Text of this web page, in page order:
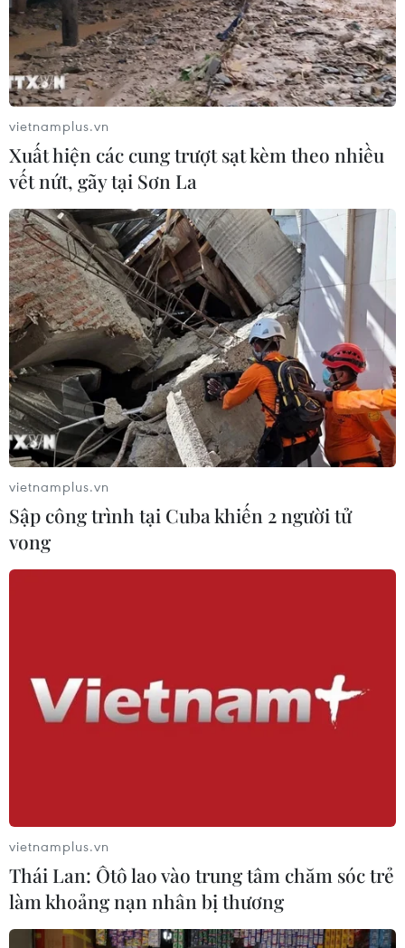
vietnamplus.vn
Xuất hiện các cung trượt sạt kèm theo nhiều
vết nứt, gãy tại Sơn La
vietnamplus.vn
Sập công trình tại Cuba khiến 2 người tử
vong
vietnamplus.vn
Thái Lan: Ôtô lao vào trung tâm chăm sóc trẻ
làm khoảng nạn nhân bị thương